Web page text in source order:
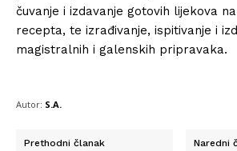
čuvanje i izdavanje gotovih lijekova
recepta, te izrađivanje, ispitivanje i
magistralnih i galenskih pripravaka.
Autor: S.A.
Prethodni članak Naredni